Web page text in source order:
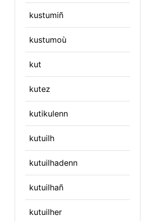
kustumiñ
kustumoù
kut
kutez
kutikulenn
kutuilh
kutuilhadenn
kutuilhañ
kutuilher